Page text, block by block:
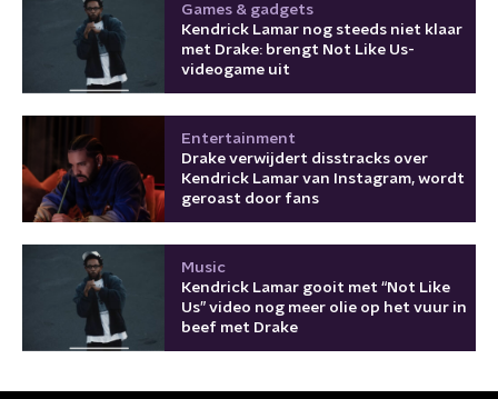
Games & gadgets
Kendrick Lamar nog steeds niet klaar
met Drake: brengt Not Like Us-
videogame uit
Entertainment
Drake verwijdert disstracks over
Kendrick Lamar van Instagram, wordt
geroast door fans
Music
Kendrick Lamar gooit met “Not Like
Us” video nog meer olie op het vuur in
beef met Drake